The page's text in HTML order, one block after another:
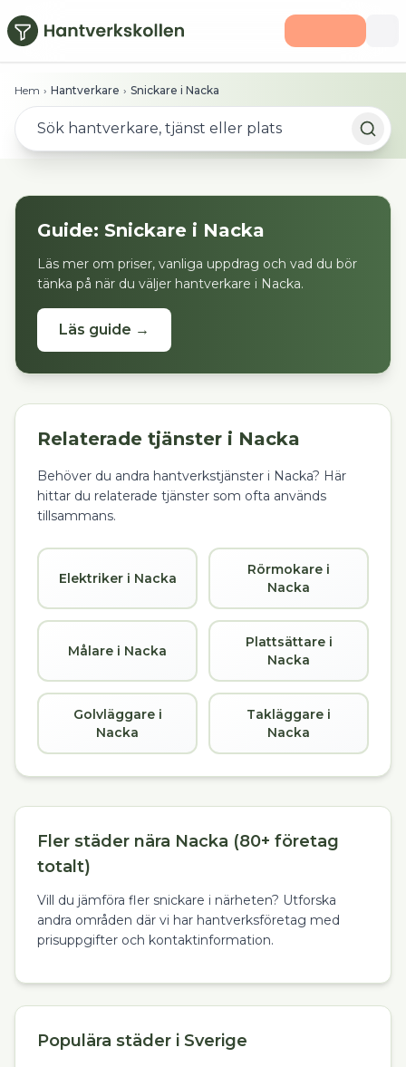
Hoppa till huvudinnehåll
Hem › Hantverkare › Snickare i Nacka
Guide: Snickare i Nacka
Läs mer om priser, vanliga uppdrag och vad du bör
tänka på när du väljer hantverkare i Nacka.
Läs guide →
Relaterade tjänster i Nacka
Behöver du andra hantverkstjänster i Nacka? Här
hittar du relaterade tjänster som ofta används
tillsammans.
Elektriker i Nacka
Rörmokare i
Nacka
Målare i Nacka
Plattsättare i
Nacka
Golvläggare i
Nacka
Takläggare i
Nacka
Fler städer nära Nacka (80+ företag
totalt)
Vill du jämföra fler snickare i närheten? Utforska
andra områden där vi har hantverksföretag med
prisuppgifter och kontaktinformation.
Populära städer i Sverige